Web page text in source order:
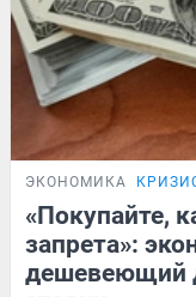
ЭКОНОМИКА
«Покупайте,
запрета»:
дешевеющий